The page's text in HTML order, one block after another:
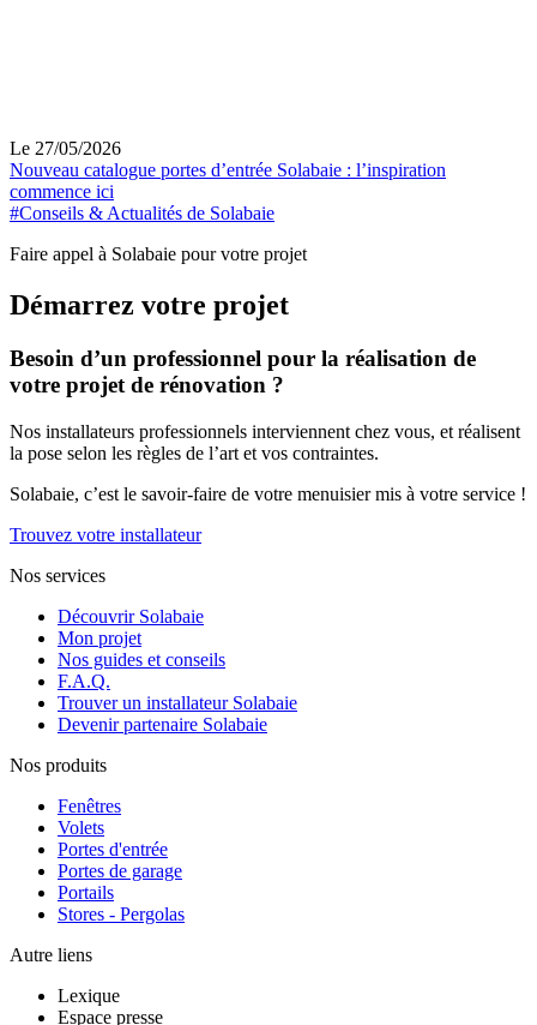
Le 27/05/2026
Nouveau catalogue portes d’entrée Solabaie : l’inspiration
commence ici
#Conseils & Actualités de Solabaie
Faire appel à Solabaie pour votre projet
Démarrez votre projet
Besoin d’un professionnel pour la réalisation de
votre projet de rénovation ?
Nos installateurs professionnels interviennent chez vous, et réalisent
la pose selon les règles de l’art et vos contraintes.
Solabaie, c’est le savoir-faire de votre menuisier mis à votre service !
Trouvez votre installateur
Nos services
Découvrir Solabaie
Mon projet
Nos guides et conseils
F.A.Q.
Trouver un installateur Solabaie
Devenir partenaire Solabaie
Nos produits
Fenêtres
Volets
Portes d'entrée
Portes de garage
Portails
Stores - Pergolas
Autre liens
Lexique
Espace presse